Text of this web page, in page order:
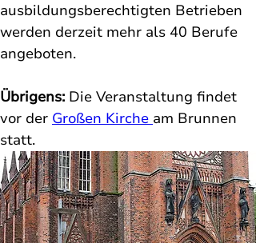
ausbildungsberechtigten Betrieben
werden derzeit mehr als 40 Berufe
angeboten.
Übrigens: Die Veranstaltung findet
vor der Großen Kirche am Brunnen
statt.